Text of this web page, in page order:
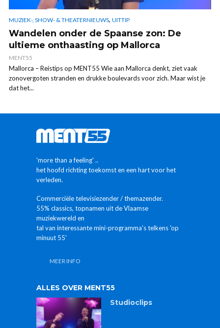
MUZIEK-, SHOW- & THEATERNIEUWS, UITTIP
Wandelen onder de Spaanse zon: De
ultieme onthaasting op Mallorca
MENT55
Mallorca – Reistips op MENT55 Wie aan Mallorca denkt, ziet vaak
zonovergoten stranden en drukke boulevards voor zich. Maar wist je
dat het...
'more than a feeling' ..
het hoofd richting toekomst en een hart voor het
verleden.
Commerciële televisiezender / themazender.
55% classics, topnamen uit de Vlaamse
muziekwereld en
tal van interessante mini-programma's telkens 'op
minuut 55'
MEER INFO
ALLES OVER MENT55
Studioclips